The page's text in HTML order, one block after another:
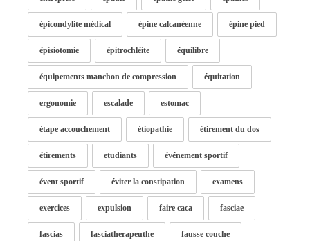
épicondylite médical épine calcanéenne épine pied
épisiotomie épitrochléite équilibre
équipements manchon de compression équitation
ergonomie escalade estomac
étape accouchement étiopathie étirement du dos
étirements etudiants événement sportif
évent sportif éviter la constipation examens
exercices expulsion faire caca fasciae
fascias fasciatherapeuthe fausse couche